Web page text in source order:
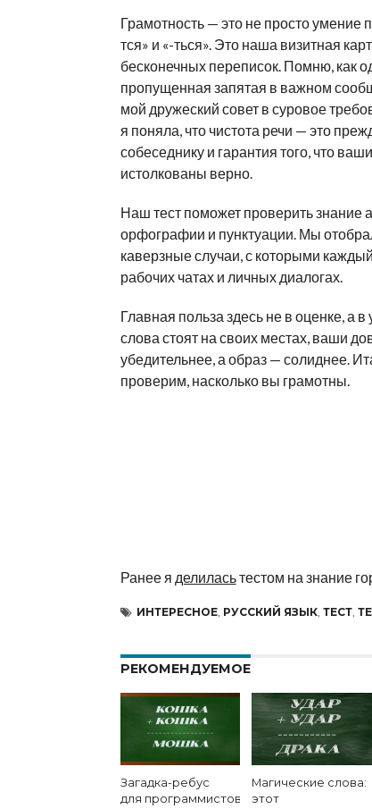
Грамотность — это не просто умение
тся» и «-ться». Это наша визитная
бесконечных переписок. Помню, как
пропущенная запятая в важном
мой дружеский совет в суровое
я поняла, что чистота речи — это
собеседнику и гарантия того, что
истолкованы верно.
Наш тест поможет проверить знание
орфографии и пунктуации. Мы
каверзные случаи, с которыми
рабочих чатах и личных диалогах.
Главная польза здесь не в оценке, а в
слова стоят на своих местах, ваши
убедительнее, а образ — солиднее.
проверим, насколько вы грамотны.
Ранее я делиласьтестом на знание
ИНТЕРЕСНОЕ, РУССКИЙ ЯЗЫК, ТЕСТ,
РЕКОМЕНДУЕМОЕ
Загадка-ребус
для программистов:
Магические слова:
этот